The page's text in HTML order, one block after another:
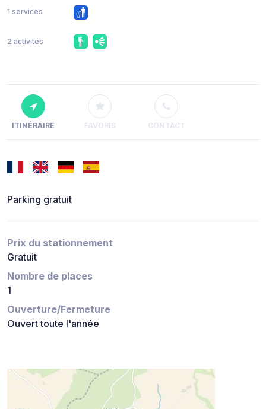
1 services
2 activités
ITINÉRAIRE FAVORIS CONTACT
Parking gratuit
Prix du stationnement
Gratuit
Nombre de places
1
Ouverture/Fermeture
Ouvert toute l'année